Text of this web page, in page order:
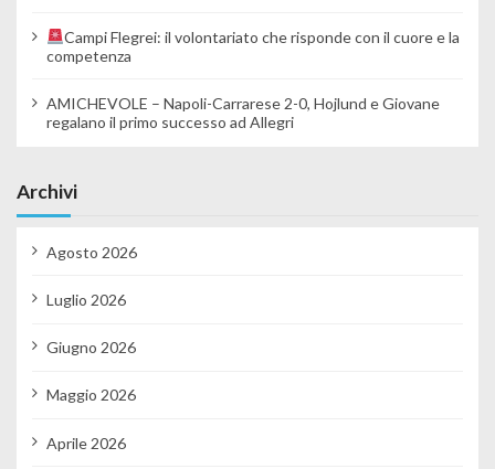
Campi Flegrei: il volontariato che risponde con il cuore e la
competenza
AMICHEVOLE – Napoli-Carrarese 2-0, Hojlund e Giovane
regalano il primo successo ad Allegri
Archivi
Agosto 2026
Luglio 2026
Giugno 2026
Maggio 2026
Aprile 2026